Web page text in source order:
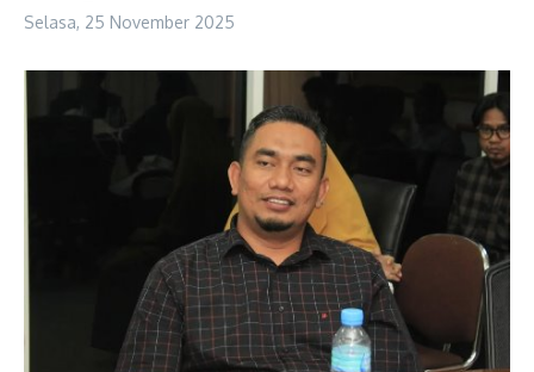
Selasa, 25 November 2025